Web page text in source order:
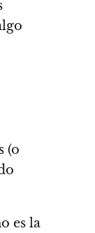
(o
es la